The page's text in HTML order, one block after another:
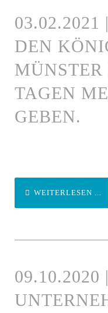
03.02.2021
DEN
TAGEN
GEBEN.
WEITERLESEN ...